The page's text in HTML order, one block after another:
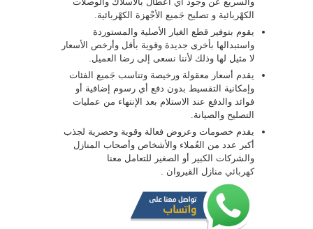
الكهْربائية و تصليح جَميع الأجْهزة الكهْربائية.
يقوم بتوفير قطع الغيار الأصلية والمستوردة
واستبدالها بأخرى جديدة وقوية بأقل وأرخص الأسعار
لا مثيل لها وذلك لأننا نسعى إلى رضا العميل.
يقدم أسعار معقولة ورخيصة وتناسب جَميع الفئات
وإمكانية التقسيط بدون دفع أي رسوم إضافية أو
فوائد والدفع عند الاستلام بعد الإنتهاء من عمليات
التصليح والصيانة.
يقدم خصومات وعروض فعالة وقوية وحصرية لجذب
أكبر عدد من العُملاء والأشخاص وأصحاب المنازل
والشركات الكبير أو الصغير للتعامل معنا
كهربائي منازل القيروان .